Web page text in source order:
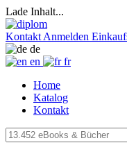
Lade Inhalt...
Kontakt Anmelden
de
en
fr
Home
Katalog
Kontakt